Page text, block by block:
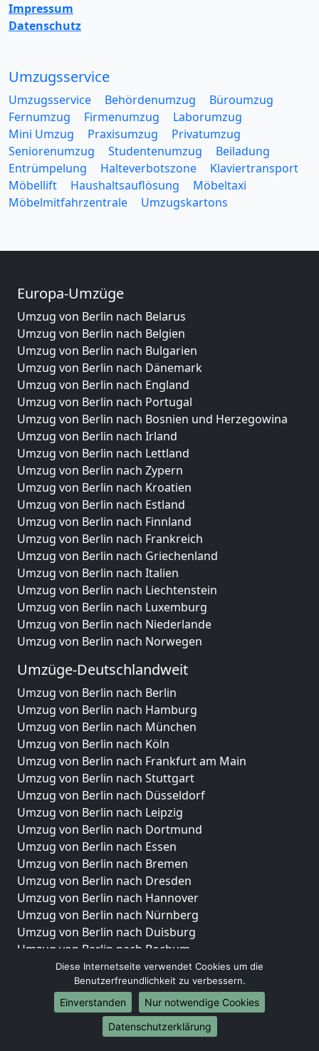
Impressum
Datenschutz
Umzugsservice
Umzugsservice Behördenumzug
Büroumzug
Fernumzug
Firmenumzug
Laborumzug
Mini Umzug
Praxisumzug
Privatumzug
Seniorenumzug
Studentenumzug
Beiladung
Entrümpelung
Halteverbotszone
Klaviertransport
Möbellift
Haushaltsauflösung
Möbeltaxi
Möbelmitfahrzentrale
Umzugskartons
Europa-Umzüge
Umzug von Berlin nach Belarus
Umzug von Berlin nach Belgien
Umzug von Berlin nach Bulgarien
Umzug von Berlin nach Dänemark
Umzug von Berlin nach England
Umzug von Berlin nach Portugal
Umzug von Berlin nach Bosnien und Herzegowina
Umzug von Berlin nach Irland
Umzug von Berlin nach Lettland
Umzug von Berlin nach Zypern
Umzug von Berlin nach Kroatien
Umzug von Berlin nach Estland
Umzug von Berlin nach Finnland
Umzug von Berlin nach Frankreich
Umzug von Berlin nach Griechenland
Umzug von Berlin nach Italien
Umzug von Berlin nach Liechtenstein
Umzug von Berlin nach Luxemburg
Umzug von Berlin nach Niederlande
Umzug von Berlin nach Norwegen
Umzüge-Deutschlandweit
Umzug von Berlin nach Berlin
Umzug von Berlin nach Hamburg
Umzug von Berlin nach München
Umzug von Berlin nach Köln
Umzug von Berlin nach Frankfurt am Main
Umzug von Berlin nach Stuttgart
Umzug von Berlin nach Düsseldorf
Umzug von Berlin nach Leipzig
Umzug von Berlin nach Dortmund
Umzug von Berlin nach Essen
Umzug von Berlin nach Bremen
Umzug von Berlin nach Dresden
Umzug von Berlin nach Hannover
Umzug von Berlin nach Nürnberg
Umzug von Berlin nach Duisburg
Umzug von Berlin nach Bochum
Umzug von Berlin nach Wuppertal
Umzug von Berlin nach Bielefeld
Umzug von Berlin nach Bonn
Umzug von Berlin nach Münster
Diese Internetseite verwendet Cookies um die
Benutzerfreundlichkeit zu verbessern.
Einverstanden
Nur notwendige Cookies
Datenschutzerklärung